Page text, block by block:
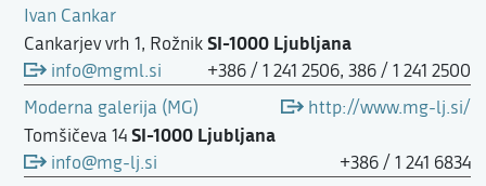
Ivan Cankar
Cankarjev vrh 1, Rožnik SI-1000 Ljubljana
+386 / 1 241 2506, 386 / 1 241 2500
info@mgml.si
http://www.mg-lj.si/
Moderna galerija (MG)
Tomšičeva 14 SI-1000 Ljubljana
+386 / 1 241 6834
info@mg-lj.si